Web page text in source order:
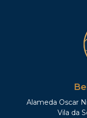
Alameda Oscar
Vila da